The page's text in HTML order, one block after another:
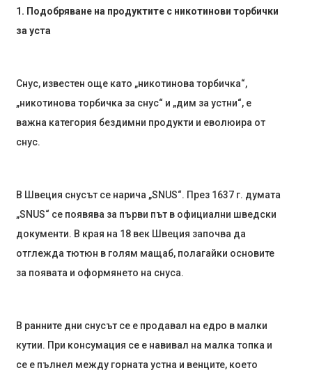
1. Подобряване на продуктите с никотинови торбички
за уста
Снус, известен още като „никотинова торбичка“,
„никотинова торбичка за снус“ и „дим за устни“, е
важна категория бездимни продукти и еволюира от
снус.
В Швеция снусът се нарича „SNUS“. През 1637 г. думата
„SNUS“ се появява за първи път в официални шведски
документи. В края на 18 век Швеция започва да
отглежда тютюн в голям мащаб, полагайки основите
за появата и оформянето на снуса.
В ранните дни снусът се е продавал на едро в малки
кутии. При консумация се е навивал на малка топка и
се е пълнел между горната устна и венците, което